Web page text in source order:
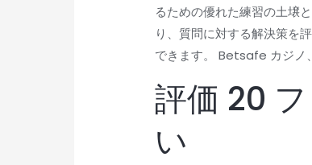
るための優れた練習の土壌
り、質問に対する解決策
できます。 Betsafe カジノ
評価 20
い